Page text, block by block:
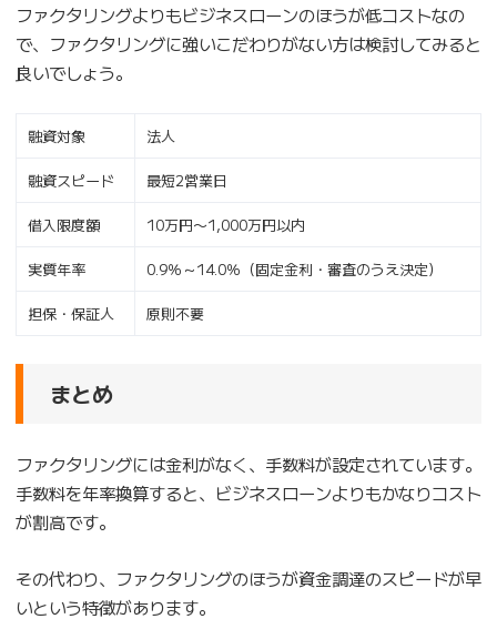
ファクタリングよりもビジネスローンのほうが低コストなの
で、ファクタリングに強いこだわりがない方は検討してみると
良いでしょう。
融資対象 法人
融資スピード 最短2営業日
借入限度額 10万円〜1,000万円以内
実質年率 0.9％～14.0％（固定金利・審査のうえ決定）
担保・保証人 原則不要
まとめ
ファクタリングには金利がなく、手数料が設定されています。
手数料を年率換算すると、ビジネスローンよりもかなりコスト
が割高です。
その代わり、ファクタリングのほうが資金調達のスピードが早
いという特徴があります。